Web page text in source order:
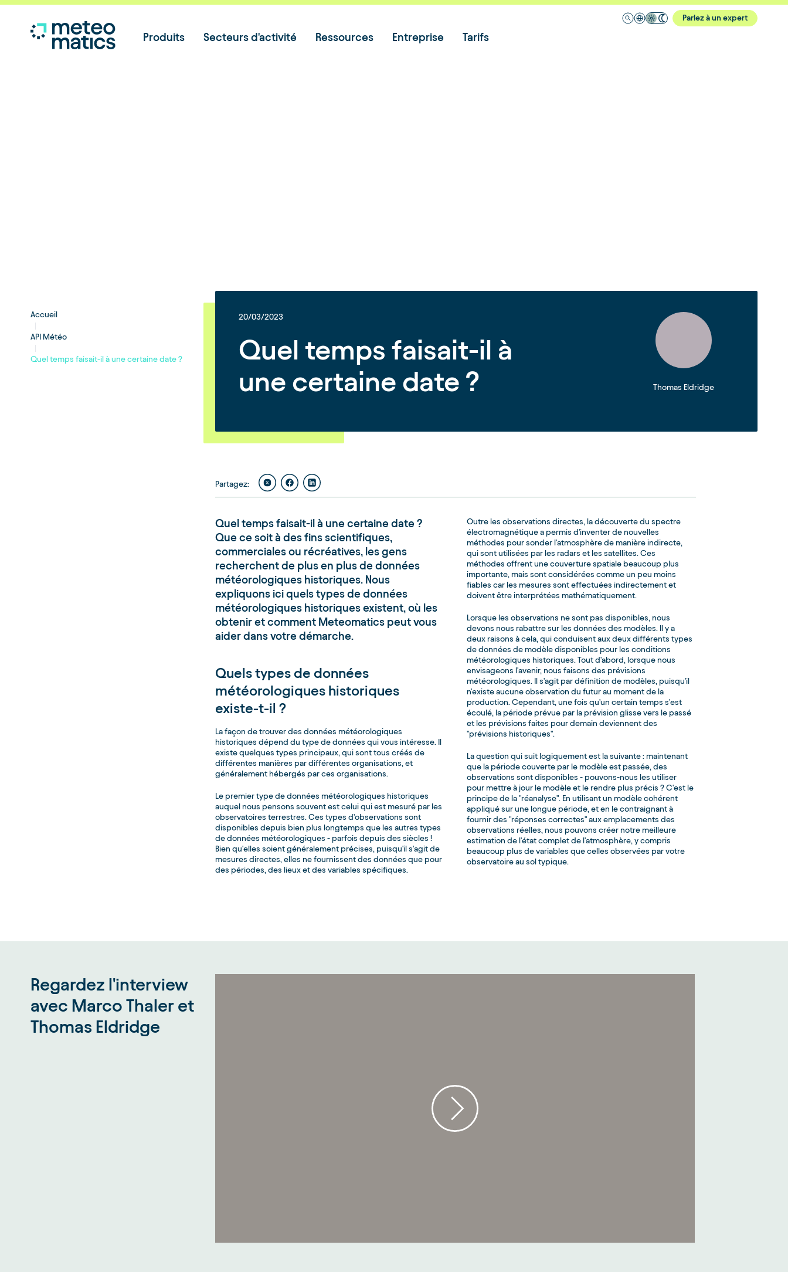
Parlez à un expert
Produits Secteurs d'activité Ressources Entreprise Tarifs
Accueil
API Météo
Quel temps faisait-il à une certaine date ?
20/03/2023
Quel temps faisait-il à
une certaine date ?
Thomas Eldridge
Partagez:
Quel temps faisait-il à une certaine date ?
Que ce soit à des fins scientifiques,
commerciales ou récréatives, les gens
recherchent de plus en plus de données
météorologiques historiques. Nous
expliquons ici quels types de données
météorologiques historiques existent, où les
obtenir et comment Meteomatics peut vous
aider dans votre démarche.
Quels types de données
météorologiques historiques
existe-t-il ?
La façon de trouver des données météorologiques
historiques dépend du type de données qui vous intéresse. Il
existe quelques types principaux, qui sont tous créés de
différentes manières par différentes organisations, et
généralement hébergés par ces organisations.
Le premier type de données météorologiques historiques
auquel nous pensons souvent est celui qui est mesuré par les
observatoires terrestres. Ces types d'observations sont
disponibles depuis bien plus longtemps que les autres types
de données météorologiques - parfois depuis des siècles !
Bien qu'elles soient généralement précises, puisqu'il s'agit de
mesures directes, elles ne fournissent des données que pour
des périodes, des lieux et des variables spécifiques.
Outre les observations directes, la découverte du spectre
électromagnétique a permis d'inventer de nouvelles
méthodes pour sonder l'atmosphère de manière indirecte,
qui sont utilisées par les radars et les satellites. Ces
méthodes offrent une couverture spatiale beaucoup plus
importante, mais sont considérées comme un peu moins
fiables car les mesures sont effectuées indirectement et
doivent être interprétées mathématiquement.
Lorsque les observations ne sont pas disponibles, nous
devons nous rabattre sur les données des modèles. Il y a
deux raisons à cela, qui conduisent aux deux différents types
de données de modèle disponibles pour les conditions
météorologiques historiques. Tout d'abord, lorsque nous
envisageons l'avenir, nous faisons des prévisions
météorologiques. Il s'agit par définition de modèles, puisqu'il
n'existe aucune observation du futur au moment de la
production. Cependant, une fois qu'un certain temps s'est
écoulé, la période prévue par la prévision glisse vers le passé
et les prévisions faites pour demain deviennent des
"prévisions historiques".
La question qui suit logiquement est la suivante : maintenant
que la période couverte par le modèle est passée, des
observations sont disponibles - pouvons-nous les utiliser
pour mettre à jour le modèle et le rendre plus précis ? C'est le
principe de la "réanalyse". En utilisant un modèle cohérent
appliqué sur une longue période, et en le contraignant à
fournir des "réponses correctes" aux emplacements des
observations réelles, nous pouvons créer notre meilleure
estimation de l'état complet de l'atmosphère, y compris
beaucoup plus de variables que celles observées par votre
observatoire au sol typique.
Regardez l'interview
avec Marco Thaler et
Thomas Eldridge